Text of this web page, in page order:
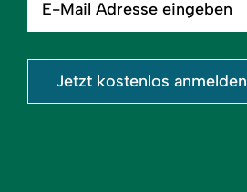
Mail
eingeben
Jetzt kostenlos anmelden